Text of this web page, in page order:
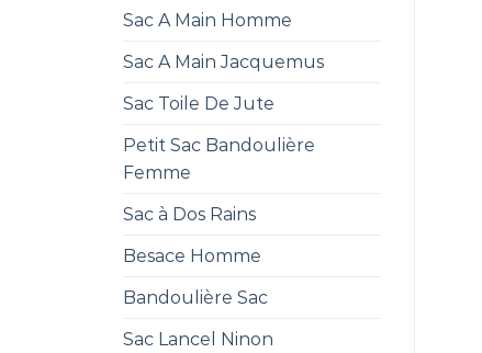
Sac A Main Homme
Sac A Main Jacquemus
Sac Toile De Jute
Petit Sac Bandoulière
Femme
Sac à Dos Rains
Besace Homme
Bandoulière Sac
Sac Lancel Ninon